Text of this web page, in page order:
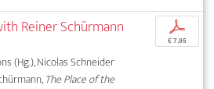
Reiner Schürmann
(Hg.), Nicolas Schneider
The Place of the
p
€ 7,95